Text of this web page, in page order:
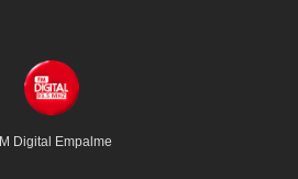
Digital Empalme